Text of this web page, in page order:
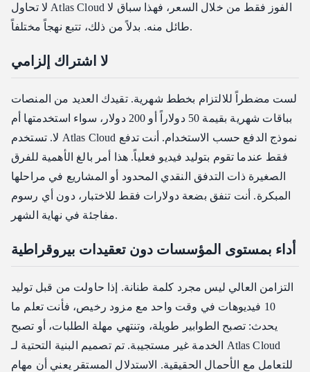
لا تحاول Atlas Cloud الفوز فقط من خلال السعر، فهذا سباق لا
طائل منه. بدلاً من ذلك، تتبع نهجاً مختلفاً.
لا اشتراك إلزامي
لست مضطراً للالتزام بخطط شهرية. تقيدك العديد من المنصات
بباقات شهرية بقيمة 50 دولاراً أو 200 دولار، سواء استخدمتها أم
لا. تستخدم Atlas Cloud نموذج الدفع حسب الاستخدام. أنت تدفع
فقط عندما تقوم بتوليد فيديو فعلياً. هذا أمر بالغ الأهمية للفرق
الصغيرة ذات التدفق النقدي المحدود أو المشاريع في مراحلها
المبكرة. أنت تنفق بضعة دولارات فقط للاختبار، دون أي رسوم
مفاجئة في نهاية الشهر.
أداء بمستوى المؤسسات دون تعقيدات بيروقراطية
التزامن العالي ليس مجرد كلمة طنانة. إذا حاولت من قبل توليد
10 فيديوهات في وقت واحد مع مزود رخيص، فأنت تعلم ما
يحدث: تصبح الطوابير طويلة، وتنتهي مهلة الطلبات، أو تصبح
الخدمة غير مستجيبة. تم تصميم البنية التحتية لـ Atlas Cloud
للتعامل مع الأحمال الحقيقية. الاستدلال المستقر يعني أن مهام